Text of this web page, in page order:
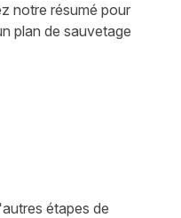
notre résumé pour
plan de sauvetage
étapes de